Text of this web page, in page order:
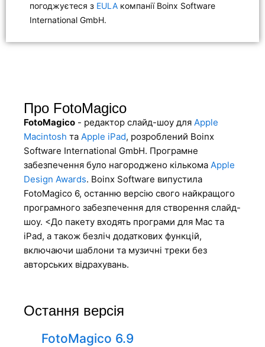
погоджуєтеся з EULA компанії Boinx Software
International GmbH.
Про FotoMagico
FotoMagico - редактор слайд-шоу для Apple
Macintosh та Apple iPad, розроблений Boinx
Software International GmbH. Програмне
забезпечення було нагороджено кількома Apple
Design Awards. Boinx Software випустила
FotoMagico 6, останню версію свого найкращого
програмного забезпечення для створення слайд-
шоу. <До пакету входять програми для Mac та
iPad, а також безліч додаткових функцій,
включаючи шаблони та музичні треки без
авторських відрахувань.
Остання версія
FotoMagico 6.9